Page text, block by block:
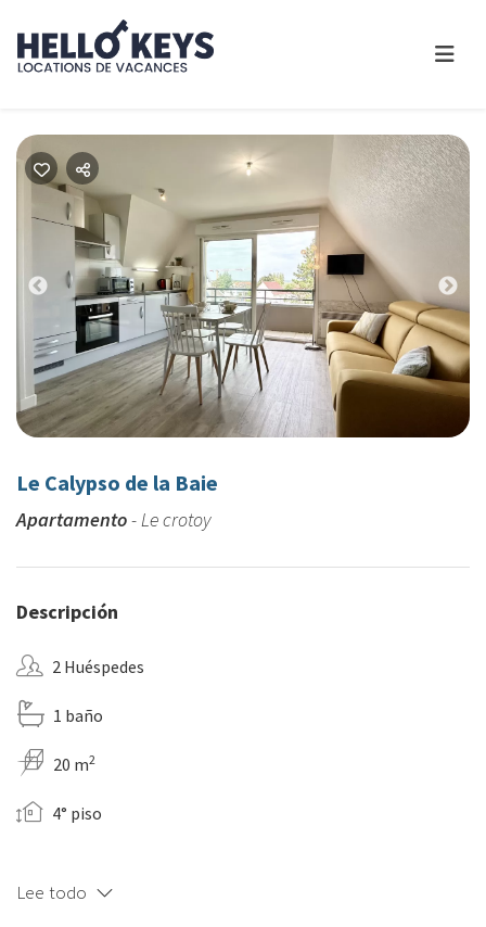
Previous
Le Calypso de la Baie
Apartamento- Le crotoy
Descripción
2 Huéspedes
1 baño
20 m2
4° piso
Lee todo